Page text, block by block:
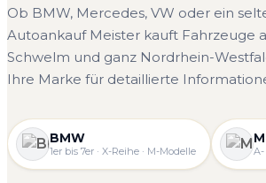
Ob BMW, Mercedes, VW oder ein
Autoankauf Meister kauft Fahrzeuge
Schwelm und ganz Nordrhein-
Ihre Marke für detaillierte
BMW
1er bis 7er · X-Reihe · M-Modelle A-